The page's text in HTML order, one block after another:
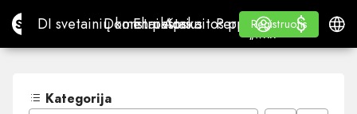
Site.proDI svetainių konstruktorius
DI svetainių konstruktorius
Domenai
DomenaiEl. paštas
El. paštasApskaitos programa
Apskaitos programa
Perpardavėjams
„WHITE LABEL“
Mokymasis
Mokymasis
Registruotis
Registruotis
Prisijungti
$
$
Kategorija